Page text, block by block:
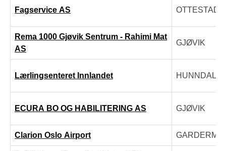
Fagservice AS OTTESTAD
Rema 1000 Gjøvik Sentrum - Rahimi Mat
AS
GJØVIK
Lærlingsenteret Innlandet
ECURA BO OG HABILITERING AS GJØVIK
Clarion Oslo Airport